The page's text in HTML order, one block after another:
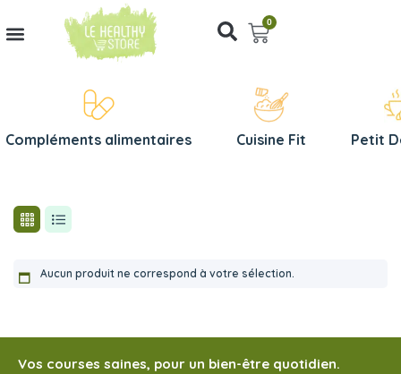
0
Compléments alimentaires Cuisine Fit Petit
Aucun produit ne correspond à votre sélection.
Vos courses saines, pour un bien-être quotidien.